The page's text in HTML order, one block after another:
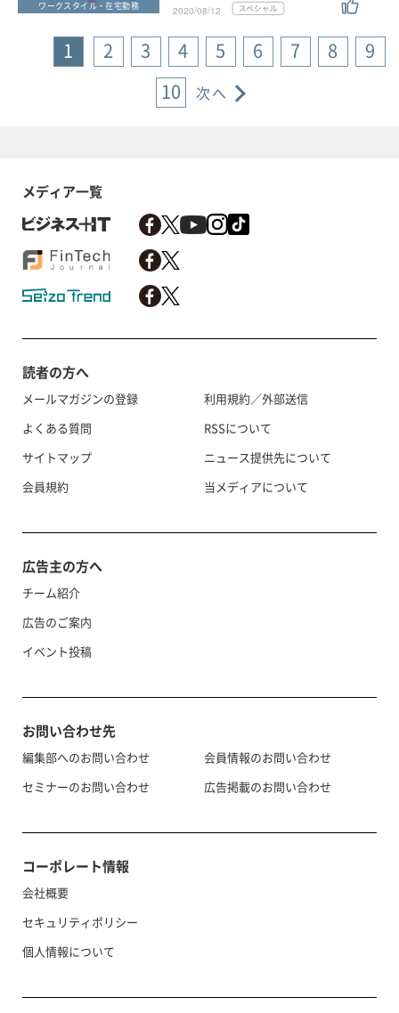
ワークスタイル・在宅勤務
2020/08/12
1 2 3 4 5 6 7 8
9
10
次へ
メディア一覧
読者の方へ
メールマガジンの登録
よくある質問
サイトマップ
会員規約
利用規約／外部送信
RSSについて
ニュース提供先について
当メディアについて
広告主の方へ
チーム紹介
広告のご案内
イベント投稿
お問い合わせ先
編集部へのお問い合わせ
セミナーのお問い合わせ
会員情報のお問い合わせ
広告掲載のお問い合わせ
コーポレート情報
会社概要
セキュリティポリシー
個人情報について